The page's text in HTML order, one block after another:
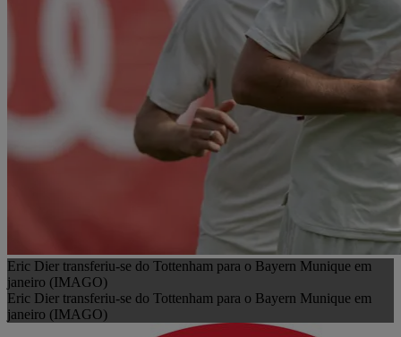
Eric Dier transferiu-se do Tottenham para o Bayern Munique em
janeiro (IMAGO)
Eric Dier transferiu-se do Tottenham para o Bayern Munique em
janeiro (IMAGO)